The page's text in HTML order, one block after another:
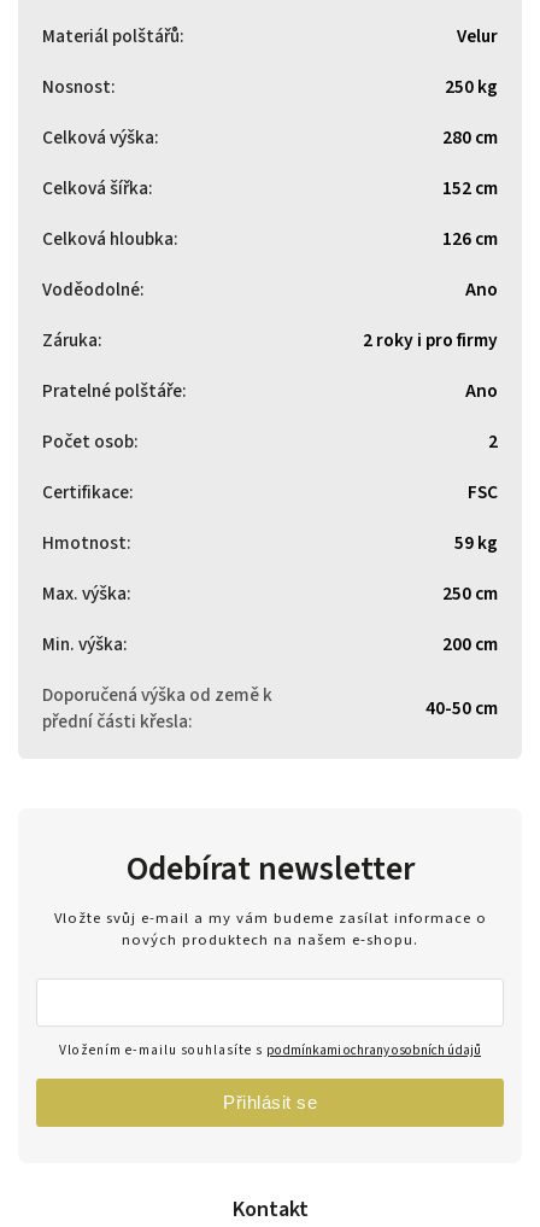
Materiál polštářů:
Velur
Nosnost:
250 kg
Celková výška:
280 cm
Celková šířka:
152 cm
Celková hloubka:
126 cm
Voděodolné:
Ano
Záruka:
2 roky i pro firmy
Pratelné polštáře:
Ano
Počet osob:
2
Certifikace:
FSC
Hmotnost:
59 kg
Max. výška:
250 cm
Min. výška:
200 cm
Doporučená výška od země k
přední části křesla: 40-50 cm
Kontakt
Odebírat newsletter
Vložte svůj e-mail a my vám budeme zasílat informace o
nových produktech na našem e-shopu.
Vložením e-mailu souhlasíte s podmínkami ochrany osobních údajů
Přihlásit se